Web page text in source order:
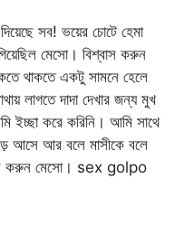
সব! ভয়ের চোটে হেমা
মেসো। বিশ্বাস করুন
থাকতে একটু সামনে হেলে
লাগতে দাদা দেখার জন্য মুখ
ইচ্ছা করে করিনি। আমি সাথে
আসে আর বলে মাসীকে বলে
করুন মেসো। sex golpo